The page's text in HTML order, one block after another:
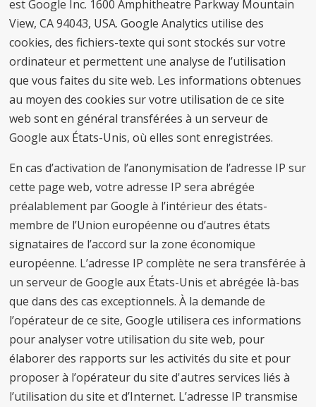
est Google Inc. 1600 Amphitheatre Parkway Mountain
View, CA 94043, USA. Google Analytics utilise des
cookies, des fichiers-texte qui sont stockés sur votre
ordinateur et permettent une analyse de l’utilisation
que vous faites du site web. Les informations obtenues
au moyen des cookies sur votre utilisation de ce site
web sont en général transférées à un serveur de
Google aux États-Unis, où elles sont enregistrées.
En cas d’activation de l’anonymisation de l’adresse IP sur
cette page web, votre adresse IP sera abrégée
préalablement par Google à l’intérieur des états-
membre de l’Union européenne ou d’autres états
signataires de l’accord sur la zone économique
européenne. L’adresse IP complète ne sera transférée à
un serveur de Google aux États-Unis et abrégée là-bas
que dans des cas exceptionnels. À la demande de
l’opérateur de ce site, Google utilisera ces informations
pour analyser votre utilisation du site web, pour
élaborer des rapports sur les activités du site et pour
proposer à l’opérateur du site d'autres services liés à
l’utilisation du site et d’Internet. L’adresse IP transmise